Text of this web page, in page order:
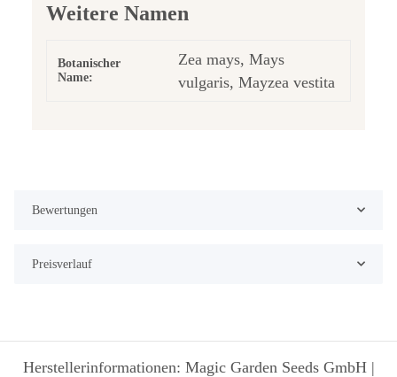
Weitere Namen
Botanischer
Name:
Zea mays, Mays
vulgaris, Mayzea vestita
Bewertungen
Preisverlauf
Herstellerinformationen: Magic Garden Seeds GmbH |